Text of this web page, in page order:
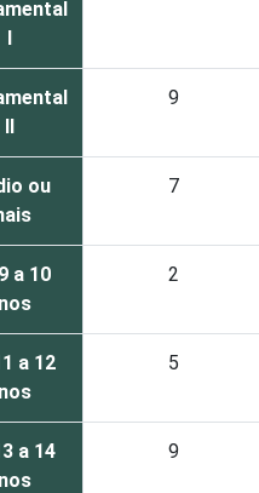
I
II
9
ou
7
a 10
2
a 12
5
a 14
9